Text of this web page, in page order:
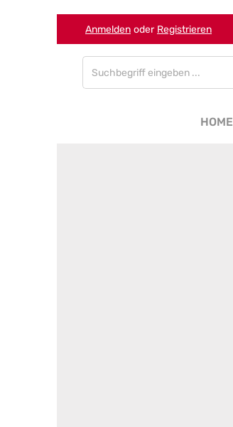
Zum Hauptinhalt springen
Zur Suche springen
Zur Hauptnavigation springen
Anmelden oder Registrieren
HOME